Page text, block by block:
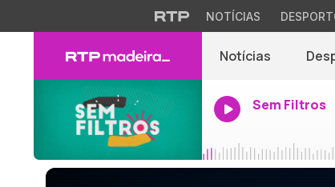
NOTÍCIAS
Notícias
Sem Filtros